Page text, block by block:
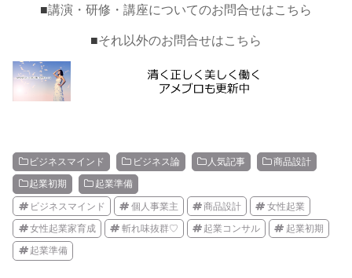
■講演・研修・講座についてのお問合せはこちら
■それ以外のお問合せはこちら
ビジネスマインド ビジネス論 人気記事 商品設計
起業初期 起業準備
ビジネスマインド 個人事業主 商品設計 女性起業
女性起業家育成 斬れ味抜群♡ 起業コンサル 起業初期
起業準備